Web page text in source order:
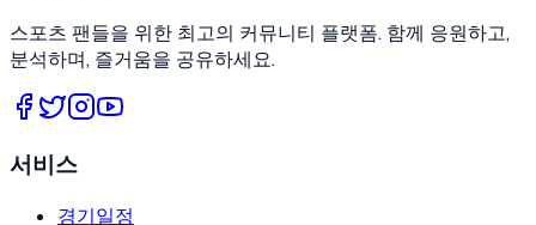
스포츠 팬들을 위한 최고의 커뮤니티 플랫폼. 함께 응원하고,
분석하며, 즐거움을 공유하세요.
서비스
경기일정